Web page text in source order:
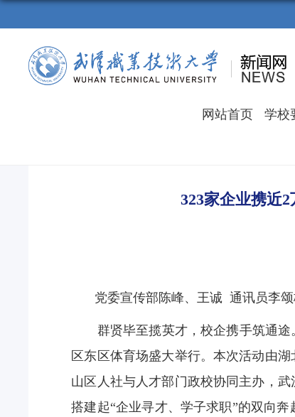
网站首页 学校
323家企业携近
党委宣传部陈峰、王诚 通讯员李
群贤毕至揽英才，校企携手筑通途
区东区体育场盛大举行。 本次活动由湖
山区人社与人才部门政校协同主办，
搭建起“企业寻才、学子求职”的双向奔